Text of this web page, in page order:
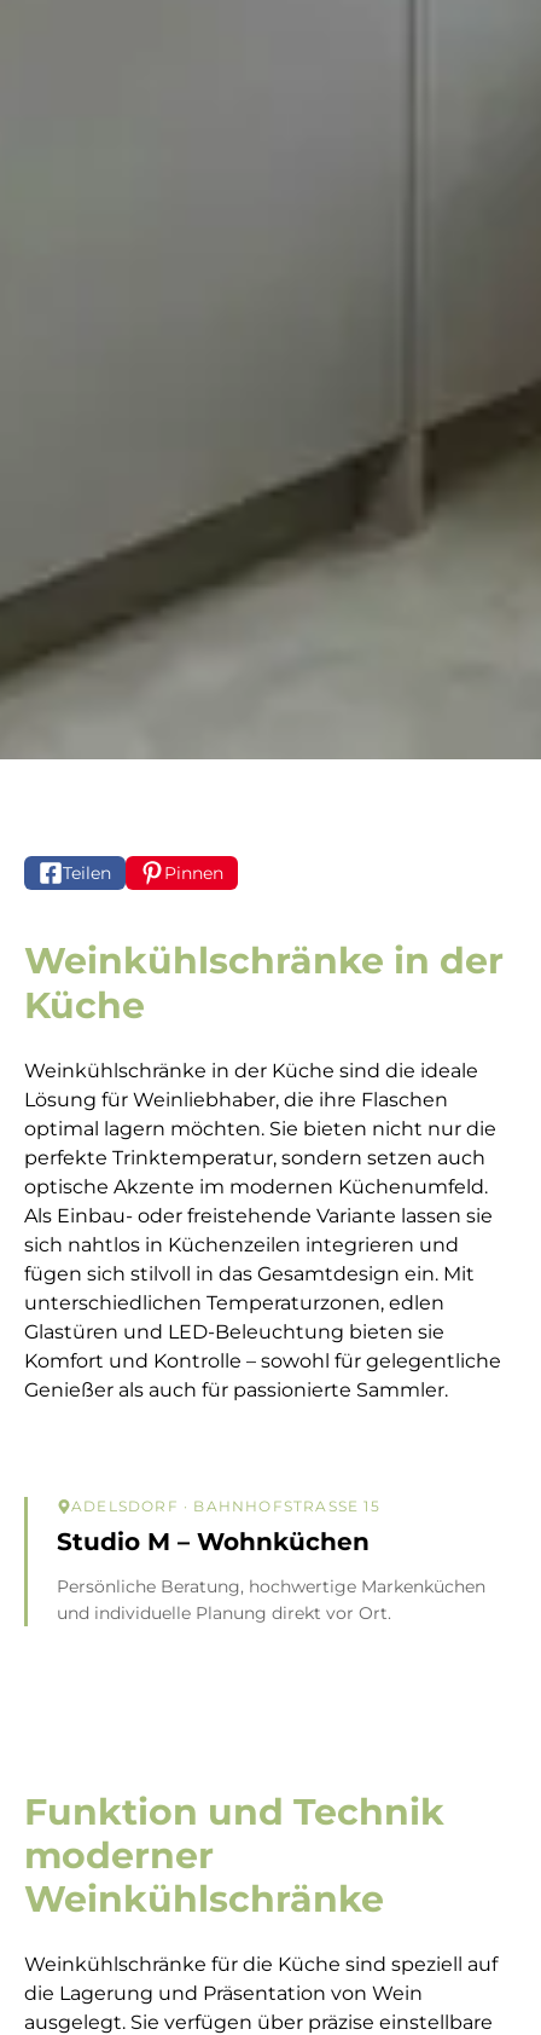
Teilen Pinnen
Weinkühlschränke in der
Küche
Weinkühlschränke in der Küche sind die ideale
Lösung für Weinliebhaber, die ihre Flaschen
optimal lagern möchten. Sie bieten nicht nur die
perfekte Trinktemperatur, sondern setzen auch
optische Akzente im modernen Küchenumfeld.
Als Einbau- oder freistehende Variante lassen sie
sich nahtlos in Küchenzeilen integrieren und
fügen sich stilvoll in das Gesamtdesign ein. Mit
unterschiedlichen Temperaturzonen, edlen
Glastüren und LED-Beleuchtung bieten sie
Komfort und Kontrolle – sowohl für gelegentliche
Genießer als auch für passionierte Sammler.
ADELSDORF · BAHNHOFSTRASSE 15
Studio M – Wohnküchen
Persönliche Beratung, hochwertige Markenküchen
und individuelle Planung direkt vor Ort.
Funktion und Technik
moderner
Weinkühlschränke
Weinkühlschränke für die Küche sind speziell auf
die Lagerung und Präsentation von Wein
ausgelegt. Sie verfügen über präzise einstellbare